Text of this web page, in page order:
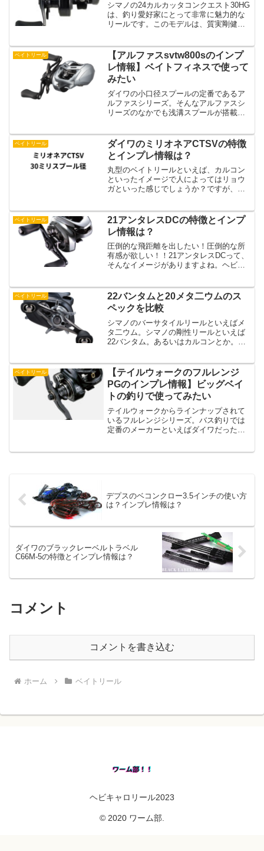
シマノの24カルカッタコンクエスト30HG
は、釣り愛好家にとって非常に魅力的な
リールです。このモデルは、質実剛健な
搭載された33/19mm MGLスプールⅢは、
ナイロン...
ベイトリール
【アルファスsvtw800sのインプ
レ情報】ベイトフィネスで使って
みたい
ダイワの小口径スプールの定番であるア
ルファスシリーズ。そんなアルファスシ
リーズのなかでも浅溝スプールが搭載さ
いたけど、ベイトフィネスよりの軽めの
ルアーを扱う...
ベイトリール
ダイワのミリオネアCTSVの特徴
とインプレ情報は？
丸型のベイトリールといえば、カルコン
といったイメージで人によってはリョウ
ガといった感じでしょうか？ですが、そ
ズです。そのダイワのミリオネアシリー
ズからSVスプールが搭載...
ベイトリール
21アンタレスDCの特徴とインプ
レ情報は？
圧倒的な飛距離を出したい！圧倒的な所
有感が欲しい！！21アンタレスDCって、
そんなイメージがありますよね。ヘビキ
ンガンに巻く。そんな飛距離をメインで
釣りをしたいとき...
ベイトリール
22バンタムと20メタ二ウムのス
ペックを比較
シマノのバーサタイルリールといえばメ
タ二ウム。シマノの剛性リールといえば
22バンタム。あるいはカルコンとか。そ
を比較してみました。22バンタムと20メ
タ二ウムの比較...
ベイトリール
【テイルウォークのフルレンジ
PGのインプレ情報】ビッグベイ
トの釣りで使ってみたい
テイルウォークからラインナップされて
いるフルレンジシリーズ。バス釣りでは
定番のメーカーといえばダイワだったり
デプスのベコンクロー3.5インチの使い方
は？インプレ情報は？
ダイワのブラックレーベルトラベル
C66M-5の特徴とインプレ情報は？
コメント
コメントを書き込む
ホーム ベイトリール
ヘビキャロリール2023
© 2020 ワーム部.